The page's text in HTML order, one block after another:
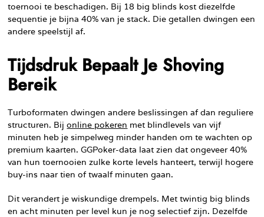
toernooi te beschadigen. Bij 18 big blinds kost diezelfde
sequentie je bijna 40% van je stack. Die getallen dwingen een
andere speelstijl af.
Tijdsdruk Bepaalt Je Shoving
Bereik
Turboformaten dwingen andere beslissingen af dan reguliere
structuren. Bijonline pokeren met blindlevels van vijf
minuten heb je simpelweg minder handen om te wachten op
premium kaarten. GGPoker-data laat zien dat ongeveer 40%
van hun toernooien zulke korte levels hanteert, terwijl hogere
buy-ins naar tien of twaalf minuten gaan.
Dit verandert je wiskundige drempels. Met twintig big blinds
en acht minuten per level kun je nog selectief zijn. Dezelfde